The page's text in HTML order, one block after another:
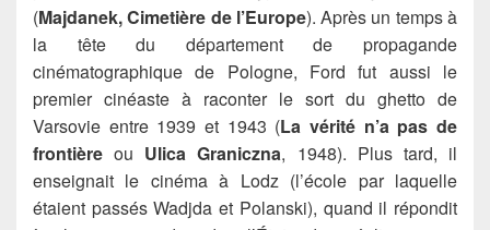
(Majdanek, Cimetière de l’Europe).Après un temps à
la tête du département de propagande
cinématographique de Pologne, Ford fut aussi le
premier cinéaste à raconter le sort du ghetto de
Varsovie entre 1939 et 1943 (La vérité n’a pas de
frontière ou Ulica Graniczna, 1948). Plus tard, il
enseignait le cinéma à Lodz (l’école par laquelle
étaient passés Wadjda et Polanski), quand il répondit